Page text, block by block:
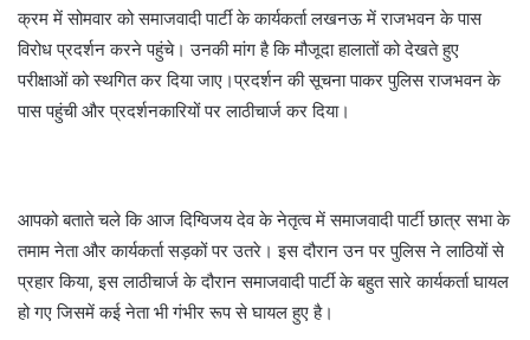
क्रम में सोमवार को समाजवादी पार्टी के कार्यकर्ता लखनऊ में राजभवन के पास
विरोध प्रदर्शन करने पहुंचे। उनकी मांग है कि मौजूदा हालातों को देखते हुए
परीक्षाओं को स्थगित कर दिया जाए।प्रदर्शन की सूचना पाकर पुलिस राजभवन के
पास पहुंची और प्रदर्शनकारियों पर लाठीचार्ज कर दिया।
आपको बताते चले कि आज दिग्विजय देव के नेतृत्व में समाजवादी पार्टी छात्र सभा के
तमाम नेता और कार्यकर्ता सड़कों पर उतरे। इस दौरान उन पर पुलिस ने लाठियों से
प्रहार किया, इस लाठीचार्ज के दौरान समाजवादी पार्टी के बहुत सारे कार्यकर्ता घायल
हो गए जिसमें कई नेता भी गंभीर रूप से घायल हुए है।